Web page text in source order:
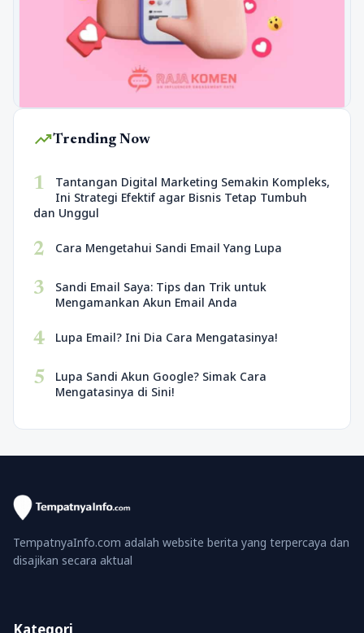
trending_upTrending Now
1
Tantangan Digital Marketing Semakin Kompleks,
Ini Strategi Efektif agar Bisnis Tetap Tumbuh
dan Unggul
2 Cara Mengetahui Sandi Email Yang Lupa
3
Sandi Email Saya: Tips dan Trik untuk
Mengamankan Akun Email Anda
4 Lupa Email? Ini Dia Cara Mengatasinya!
5
Lupa Sandi Akun Google? Simak Cara
Mengatasinya di Sini!
TempatnyaInfo.com adalah website berita yang terpercaya dan
disajikan secara aktual